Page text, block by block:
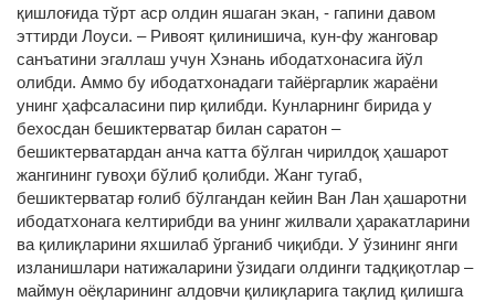
қишлоғида тўрт аср олдин яшаган экан, - гапини давом
эттирди Лоуси. – Ривоят қилинишича, кун-фу жанговар
санъатини эгаллаш учун Хэнань ибодатхонасига йўл
олибди. Аммо бу ибодатхонадаги тайёргарлик жараёни
унинг ҳафсаласини пир қилибди. Кунларнинг бирида у
бехосдан бешиктерватар билан саратон –
бешиктерватардан анча катта бўлган чирилдоқ ҳашарот
жангининг гувоҳи бўлиб қолибди. Жанг тугаб,
бешиктерватар ғолиб бўлгандан кейин Ван Лан ҳашаротни
ибодатхонага келтирибди ва унинг жилвали ҳаракатларини
ва қилиқларини яхшилаб ўрганиб чиқибди. У ўзининг янги
изланишлари натижаларини ўзидаги олдинги тадқиқотлар –
маймун оёқларининг алдовчи қилиқларига тақлид қилишга